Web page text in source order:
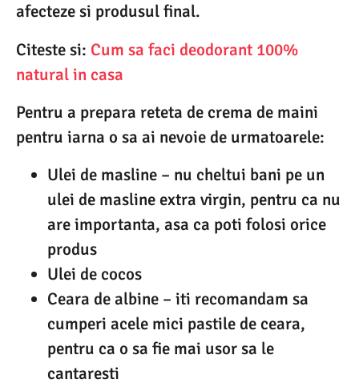
afecteze si produsul final.
Citeste si: Cum sa faci deodorant 100%
natural in casa
Pentru a prepara reteta de crema de maini
pentru iarna o sa ai nevoie de urmatoarele:
Ulei de masline – nu cheltui bani pe un
ulei de masline extra virgin, pentru ca nu
are importanta, asa ca poti folosi orice
produs
Ulei de cocos
Ceara de albine – iti recomandam sa
cumperi acele mici pastile de ceara,
pentru ca o sa fie mai usor sa le
cantaresti